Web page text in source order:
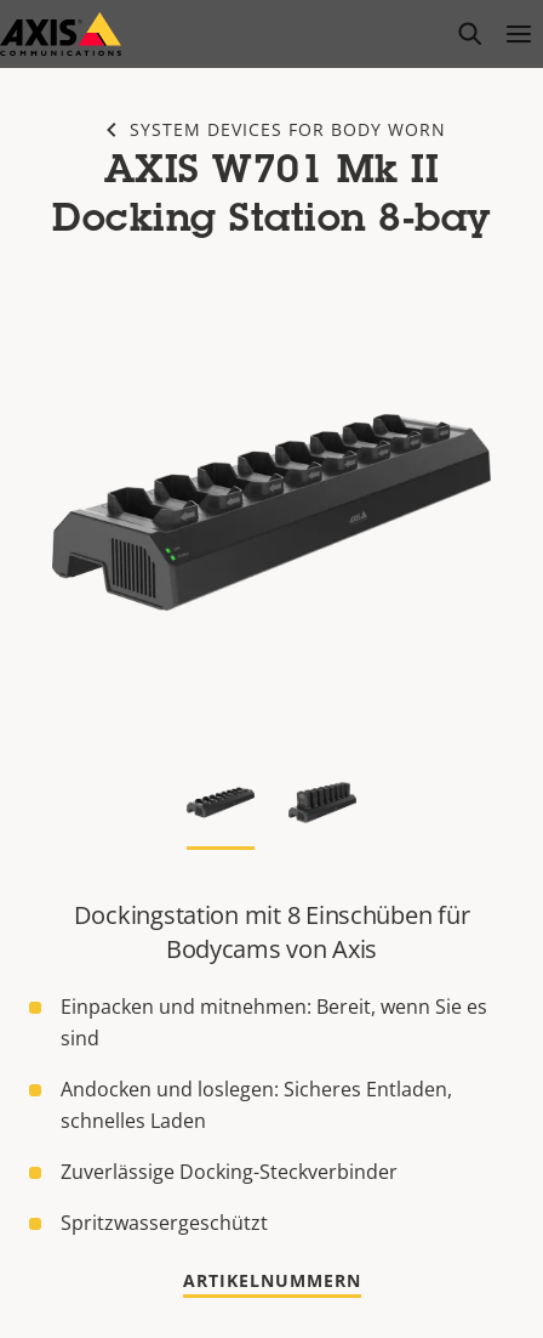
Zum
Hauptinhalt
open
SYSTEM DEVICES FOR BODY WORN
AXIS W701 Mk II
Docking Station 8-bay
Dockingstation mit 8 Einschüben für
Bodycams von Axis
Einpacken und mitnehmen: Bereit, wenn Sie es
sind
Andocken und loslegen: Sicheres Entladen,
schnelles Laden
Zuverlässige Docking-Steckverbinder
Spritzwassergeschützt
ARTIKELNUMMERN